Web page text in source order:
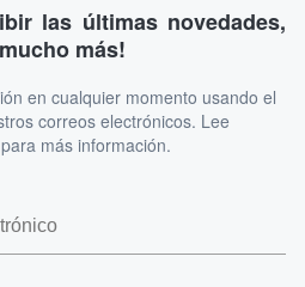
las últimas novedades,
más!
en cualquier momento usando el
correos electrónicos. Lee
para más información.